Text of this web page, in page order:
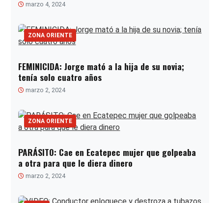
marzo 4, 2024
ZONA ORIENTE
FEMINICIDA: Jorge mató a la hija de su novia;
tenía solo cuatro años
marzo 2, 2024
ZONA ORIENTE
PARÁSITO: Cae en Ecatepec mujer que golpeaba
a otra para que le diera dinero
marzo 2, 2024